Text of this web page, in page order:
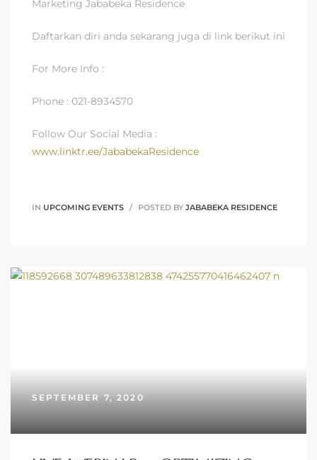
Marketing Jababeka Residence
Daftarkan diri anda sekarang juga di link berikut ini
For More Info :
Phone : 021-8934570
Follow Our Social Media :
www.linktr.ee/JababekaResidence
IN UPCOMING EVENTS POSTED BY JABABEKA RESIDENCE
SEPTEMBER 7, 2020